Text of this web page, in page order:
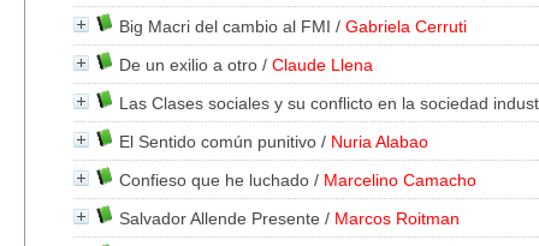
Big Macri del cambio al FMI / Gabriela Cerruti
De un exilio a otro / Claude Llena
Las Clases sociales y su conflicto en la sociedad
El Sentido común punitivo / Nuria Alabao
Confieso que he luchado / Marcelino Camacho
Salvador Allende Presente / Marcos Roitman